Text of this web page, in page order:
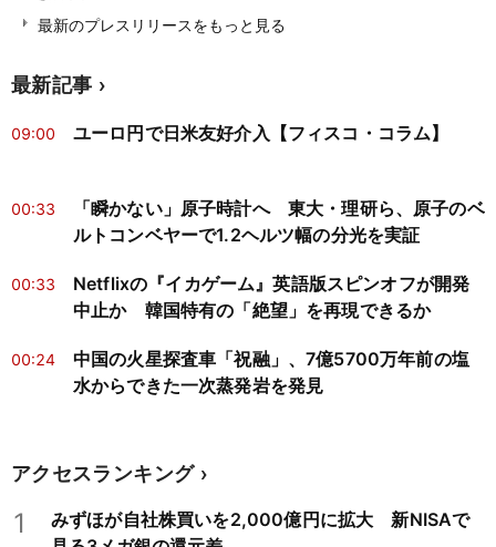
最新のプレスリリースをもっと見る
最新記事
09:00 ユーロ円で日米友好介入【フィスコ・コラム】
00:33
「瞬かない」原子時計へ 東大・理研ら、原子のベ
ルトコンベヤーで1.2ヘルツ幅の分光を実証
00:33
Netflixの『イカゲーム』英語版スピンオフが開発
中止か 韓国特有の「絶望」を再現できるか
00:24
中国の火星探査車「祝融」、7億5700万年前の塩
水からできた一次蒸発岩を発見
アクセスランキング
1
みずほが自社株買いを2,000億円に拡大 新NISAで